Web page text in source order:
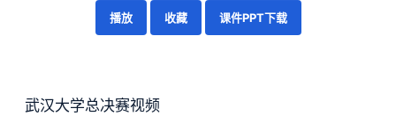
播放 收藏 课件PPT下载
武汉大学总决赛视频